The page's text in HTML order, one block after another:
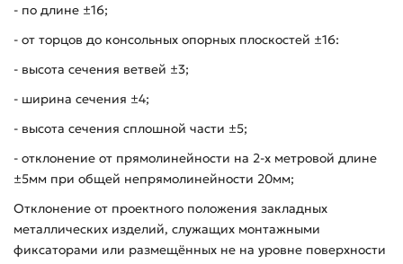
- по длине ±16;
- от торцов до консольных опорных плоскостей ±16:
- высота сечения ветвей ±3;
- ширина сечения ±4;
- высота сечения сплошной части ±5;
- отклонение от прямолинейности на 2-х метровой длине
±5мм при общей непрямолинейности 20мм;
Отклонение от проектного положения закладных
металлических изделий, служащих монтажными
фиксаторами или размещённых не на уровне поверхности